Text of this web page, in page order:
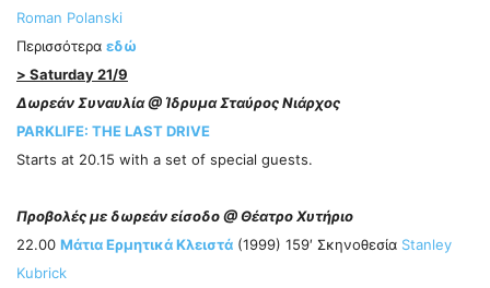
Roman Polanski
Περισσότερα εδώ
> Saturday 21/9
Δωρεάν Συναυλία @ Ίδρυμα Σταύρος Νιάρχος
PARKLIFE: THE LAST DRIVE
Starts at 20.15 with a set of special guests.
Προβολές με δωρεάν είσοδο @ Θέατρο Χυτήριο
22.00 Μάτια Ερμητικά Κλειστά (1999) 159′ Σκηνοθεσία Stanley
Kubrick